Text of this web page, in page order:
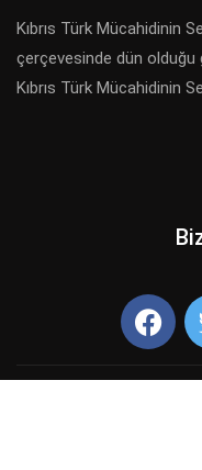
Kıbrıs Türk Mücahidinin
çerçevesinde dün olduğu
Kıbrıs Türk Mücahidinin